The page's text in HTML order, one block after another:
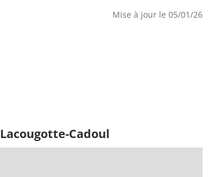
Mise à jour le 05/01/26
Cadoul